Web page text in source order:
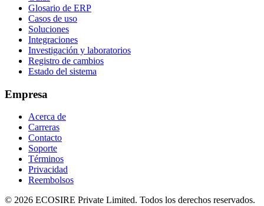
Glosario de ERP
Casos de uso
Soluciones
Integraciones
Investigación y laboratorios
Registro de cambios
Estado del sistema
Empresa
Acerca de
Carreras
Contacto
Soporte
Términos
Privacidad
Reembolsos
© 2026 ECOSIRE Private Limited. Todos los derechos reservados.